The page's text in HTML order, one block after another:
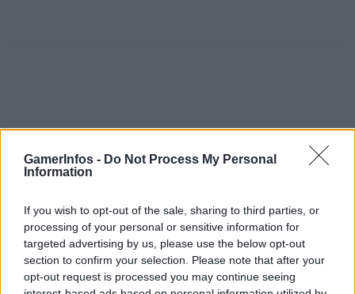
GamerInfos - Do Not Process My Personal
Information
If you wish to opt-out of the sale, sharing to third parties, or
processing of your personal or sensitive information for
targeted advertising by us, please use the below opt-out
section to confirm your selection. Please note that after your
opt-out request is processed you may continue seeing
Vorheriger Artikel
Amazon: 3 für 2 mit PS4- &
gestartet
Nächster Artikel
hören
RELATED ARTICLES
.News
Sony bereitet sich auf GTA 6 vor – PS5-Nachschub für den Mega-Launch